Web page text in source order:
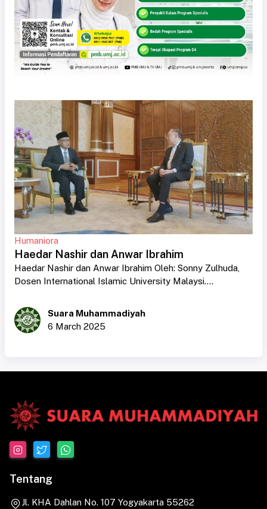
Humaniora
Haedar Nashir dan Anwar Ibrahim
Haedar Nashir dan Anwar Ibrahim Oleh: Sonny Zulhuda,
Dosen International Islamic University Malaysi....
Suara Muhammadiyah
6 March 2025
Tentang
Jl. KHA Dahlan No. 107 Yogyakarta 55262